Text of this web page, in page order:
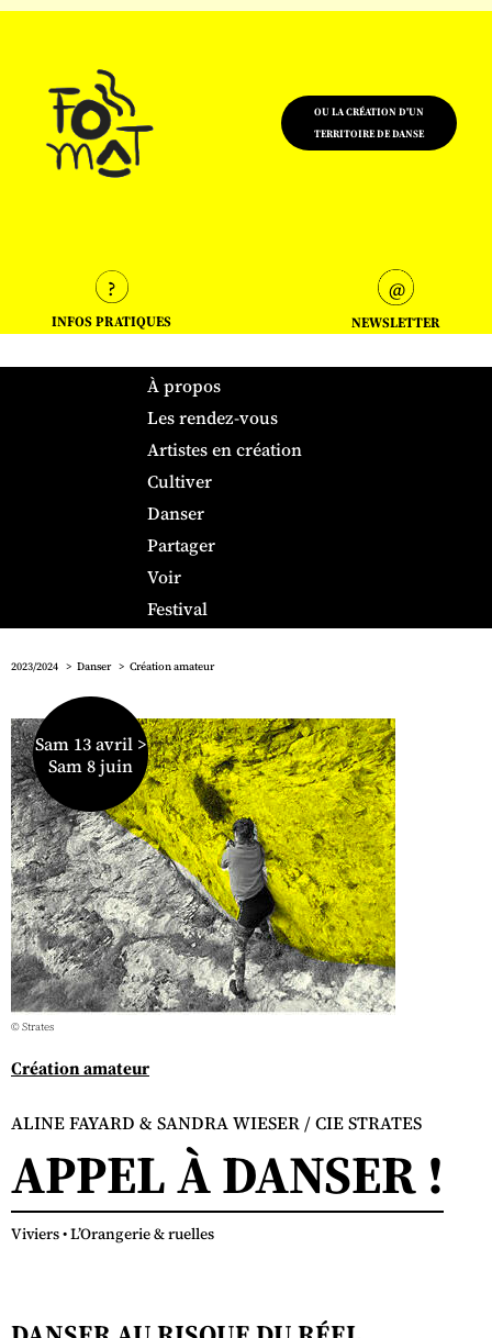
OU LA CRÉATION D'UN
TERRITOIRE DE DANSE
INFOS PRATIQUES NEWSLETTER
À propos
Les rendez-vous
Artistes en création
Cultiver
Danser
Partager
Voir
Festival
2023/2024 Danser Création amateur
Création amateur
ALINE FAYARD & SANDRA WIESER / CIE STRATES
APPEL À DANSER !
Viviers • L’Orangerie & ruelles
Sam 13 avril >
Sam 8 juin
© Strates